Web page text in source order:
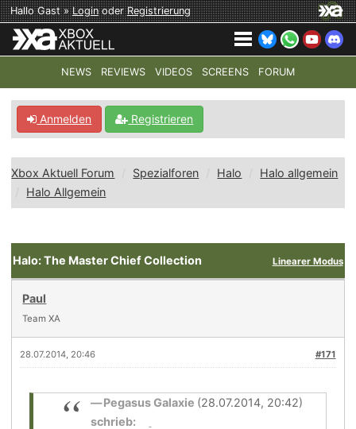
Hallo Gast »LoginoderRegistrierung
NEWS REVIEWS VIDEOS SCREENS FORUM
TOP-THEMEN: COD: MODERN WARFARE 4 HALO:
Anmelden Registrieren
Xbox Aktuell Forum Spezialforen Halo
Halo allgemein
Halo Allgemein
Linearer Modus
Halo: The Master Chief Collection
Paul
Team XA
#171
28.07.2014, 20:46
(28.07.2014, 20:42)
Pegasus Galaxie
schrieb: